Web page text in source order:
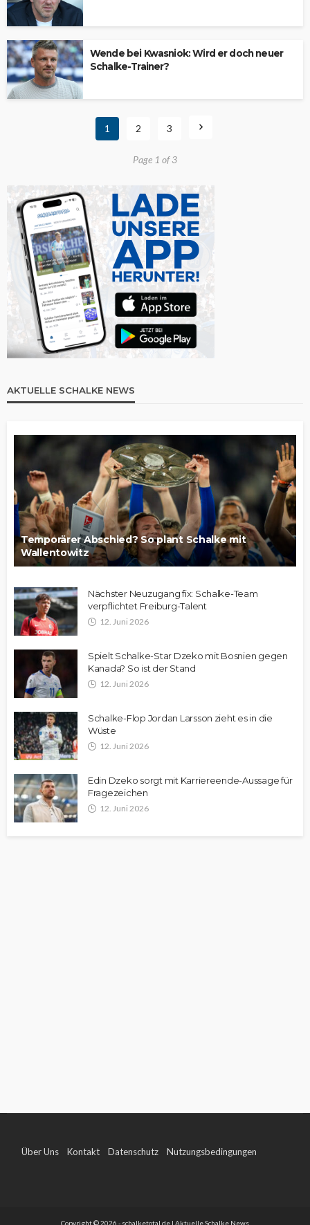
Wende bei Kwasniok: Wird er doch neuer
Schalke-Trainer?
1 2 3
Page 1 of 3
AKTUELLE SCHALKE NEWS
Temporärer Abschied? So plant Schalke mit
Wallentowitz
Nächster Neuzugang fix: Schalke-Team
verpflichtet Freiburg-Talent
12. Juni 2026
Spielt Schalke-Star Dzeko mit Bosnien gegen
Kanada? So ist der Stand
12. Juni 2026
Schalke-Flop Jordan Larsson zieht es in die
Wüste
12. Juni 2026
Edin Dzeko sorgt mit Karriereende-Aussage für
Fragezeichen
12. Juni 2026
Über Uns Kontakt Datenschutz Nutzungsbedingungen
Copyright © 2026 - schalketotal.de | Aktuelle Schalke News